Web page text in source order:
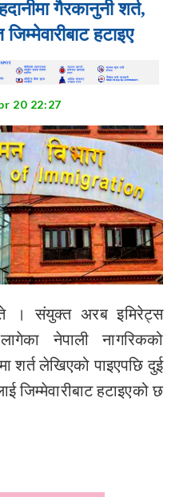
गैरकानुनी शर्त,
हटाइए
20 22:27
। संयुक्त अरब इमिरेट्स
नेपाली नागरिकको
शर्त लेखिएको पाइएपछि दुई
जिम्मेवारीबाट हटाइएको छ